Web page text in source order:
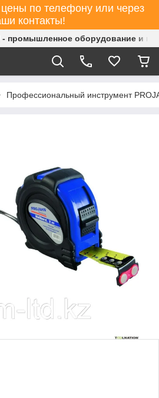
цены по телефону или через
контакты!
оборудование и
Профессиональный инструмент